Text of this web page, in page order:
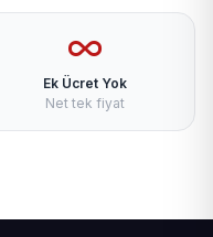
Ek Ücret Yok
Net tek fiyat